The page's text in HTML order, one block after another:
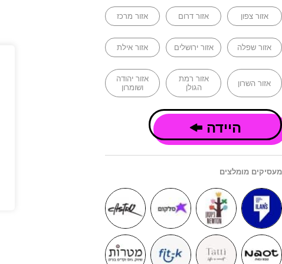
אזור צפון אזור דרום אזור מרכז
אזור שפלה אזור ירושלים אזור אילת
אזור השרון
אזור רמת
הגולן
אזור יהודה
ושומרון
היידה
מעסיקים מומלצים